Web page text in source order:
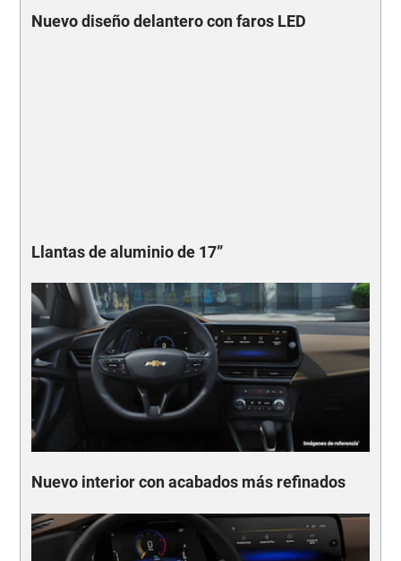
Nuevo diseño delantero con faros LED
Llantas de aluminio de 17”
Nuevo interior con acabados más refinados